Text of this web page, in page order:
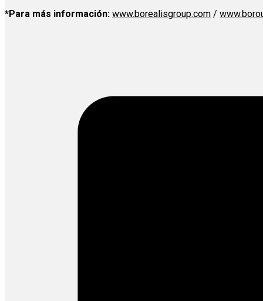
*Para más información: www.borealisgroup.com /